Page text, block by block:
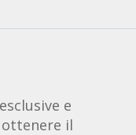
e
il